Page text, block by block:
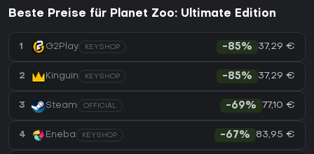
Beste Preise für Planet Zoo: Ultimate Edition
1 G2Play KEYSHOP -85% 37,29 €
2 Kinguin KEYSHOP -85% 37,29 €
3 Steam OFFICIAL -69% 77,10 €
4 Eneba KEYSHOP -67% 83,95 €